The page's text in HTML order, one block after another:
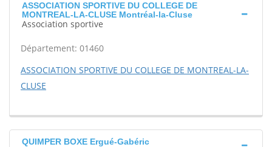
ASSOCIATION SPORTIVE DU COLLEGE DE
MONTREAL-LA-CLUSE Montréal-la-Cluse
Association sportive
Département: 01460
ASSOCIATION SPORTIVE DU COLLEGE DE MONTREAL-LA-
CLUSE
QUIMPER BOXE Ergué-Gabéric